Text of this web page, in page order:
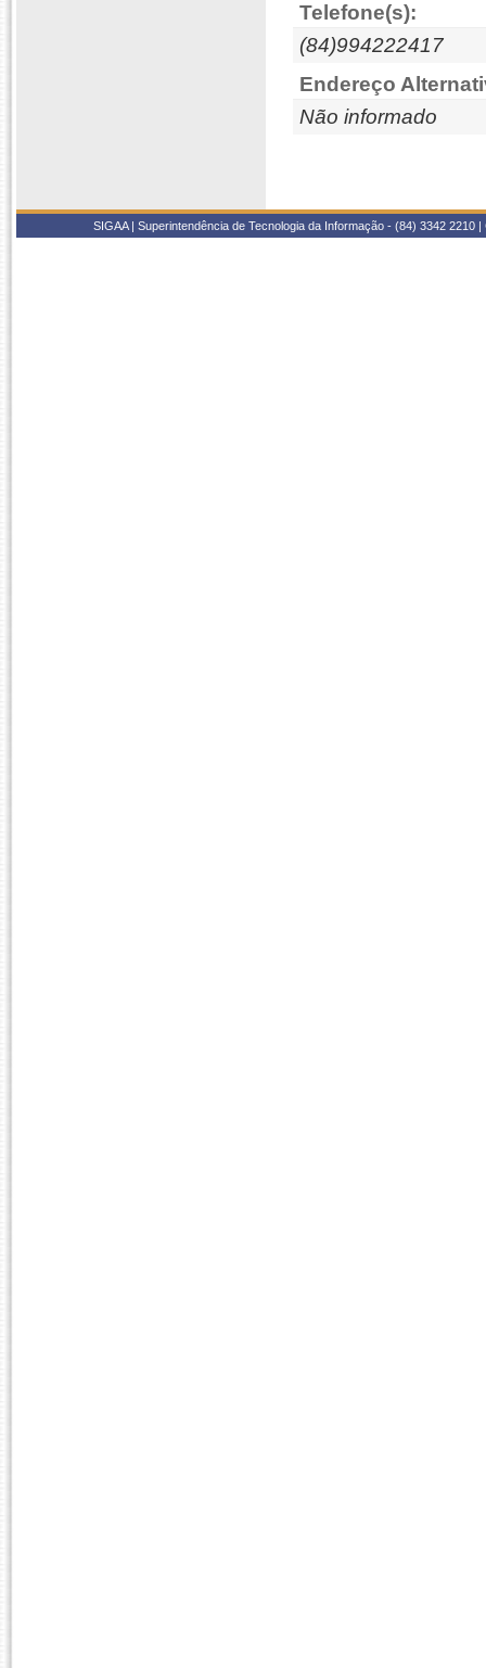
Telefone(s):
(84)994222417
Endereço
Não informado
SIGAA | Superintendência de Tecnologia da Informação - (84) 3342